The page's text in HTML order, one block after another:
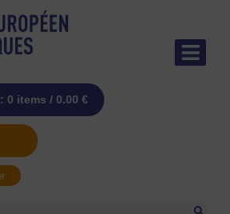
0 items / 0.00 €